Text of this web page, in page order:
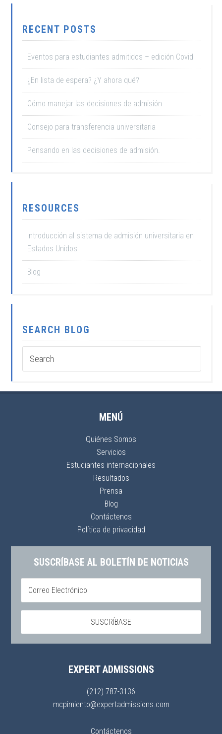
RECENT POSTS
Eventos para estudiantes admitidos – edición Covid
¿En lista de espera? ¿Y ahora qué?
Cómo manejar las decisiones de admisión
Consejo para transferencia universitaria
Pensando en las decisiones de admisión.
RESOURCES
Introducción al sistema de admisión universitaria en
Estados Unidos
Blog
SEARCH BLOG
MENÚ
Quiénes Somos
Servicios
Estudiantes internacionales
Resultados
Prensa
Blog
Contáctenos
Política de privacidad
SUSCRÍBASE AL BOLETÍN DE NOTICIAS
EXPERT ADMISSIONS
(212) 787-3136
mcpimiento@expertadmissions.com
Contáctenos